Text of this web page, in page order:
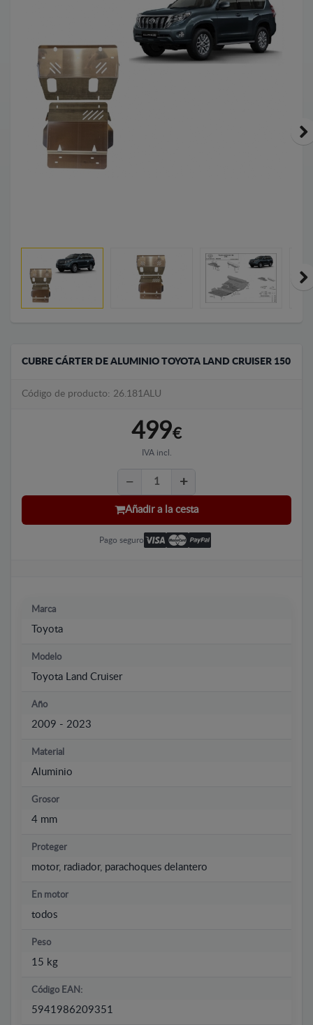
CUBRE CÁRTER DE ALUMINIO TOYOTA LAND CRUISER 150
Código de producto: 26.181ALU
499€
IVA incl.
Añadir a la cesta
Pago seguro
Marca
Toyota
Modelo
Toyota Land Cruiser
Año
2009 - 2023
Material
Aluminio
Grosor
4 mm
Proteger
motor, radiador, parachoques delantero
En motor
todos
Peso
15 kg
Código EAN:
5941986209351